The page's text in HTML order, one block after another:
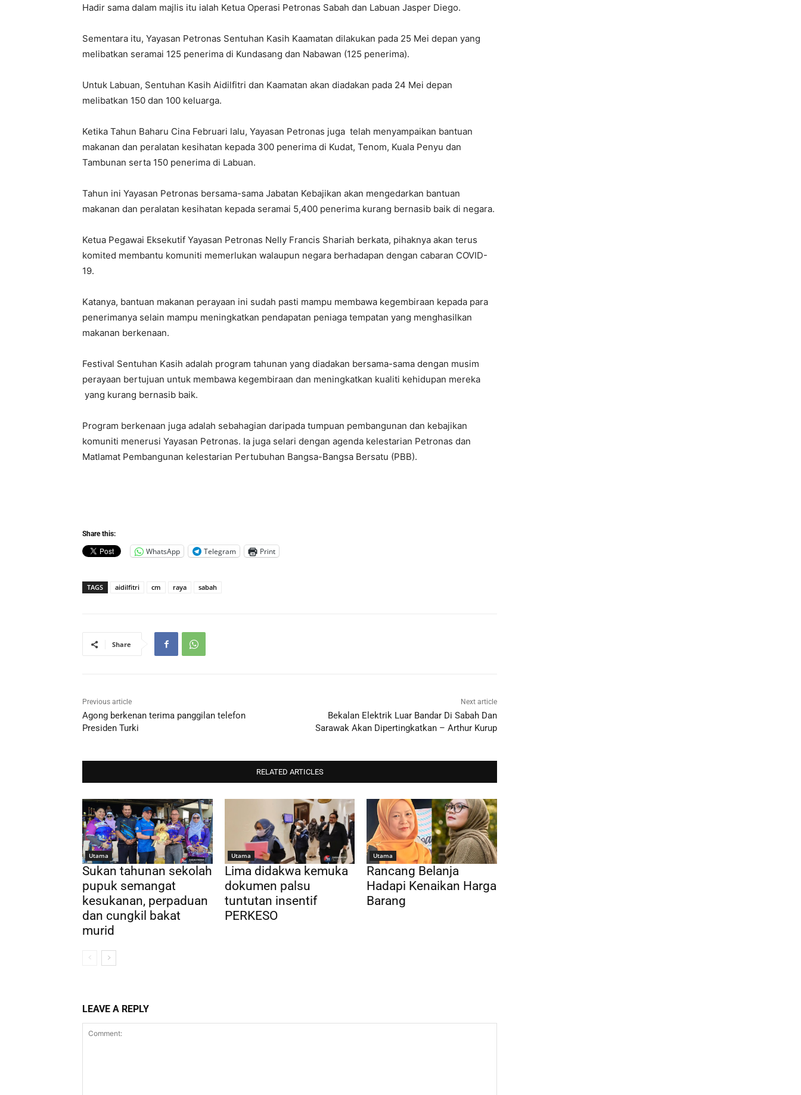
Hadir sama dalam majlis itu ialah Ketua Operasi Petronas Sabah dan Labuan Jasper Diego.
Sementara itu, Yayasan Petronas Sentuhan Kasih Kaamatan dilakukan pada 25 Mei depan yang
melibatkan seramai 125 penerima di Kundasang dan Nabawan (125 penerima).
Untuk Labuan, Sentuhan Kasih Aidilfitri dan Kaamatan akan diadakan pada 24 Mei depan
melibatkan 150 dan 100 keluarga.
Ketika Tahun Baharu Cina Februari lalu, Yayasan Petronas juga telah menyampaikan bantuan
makanan dan peralatan kesihatan kepada 300 penerima di Kudat, Tenom, Kuala Penyu dan
Tambunan serta 150 penerima di Labuan.
Tahun ini Yayasan Petronas bersama-sama Jabatan Kebajikan akan mengedarkan bantuan
makanan dan peralatan kesihatan kepada seramai 5,400 penerima kurang bernasib baik di negara.
Ketua Pegawai Eksekutif Yayasan Petronas Nelly Francis Shariah berkata, pihaknya akan terus
komited membantu komuniti memerlukan walaupun negara berhadapan dengan cabaran COVID-
19.
Katanya, bantuan makanan perayaan ini sudah pasti mampu membawa kegembiraan kepada para
penerimanya selain mampu meningkatkan pendapatan peniaga tempatan yang menghasilkan
makanan berkenaan.
Festival Sentuhan Kasih adalah program tahunan yang diadakan bersama-sama dengan musim
perayaan bertujuan untuk membawa kegembiraan dan meningkatkan kualiti kehidupan mereka
yang kurang bernasib baik.
Program berkenaan juga adalah sebahagian daripada tumpuan pembangunan dan kebajikan
komuniti menerusi Yayasan Petronas. Ia juga selari dengan agenda kelestarian Petronas dan
Matlamat Pembangunan kelestarian Pertubuhan Bangsa-Bangsa Bersatu (PBB).
Share this:
WhatsApp Telegram Print
TAGS aidilfitri cm raya sabah
Share
Previous article
Agong berkenan terima panggilan telefon
Presiden Turki
Next article
Bekalan Elektrik Luar Bandar Di Sabah Dan
Sarawak Akan Dipertingkatkan – Arthur Kurup
RELATED ARTICLES
Utama
Sukan tahunan sekolah
pupuk semangat
kesukanan, perpaduan
dan cungkil bakat
murid
Utama
Lima didakwa kemuka
dokumen palsu
tuntutan insentif
PERKESO
Utama
Rancang Belanja
Hadapi Kenaikan Harga
Barang
LEAVE A REPLY